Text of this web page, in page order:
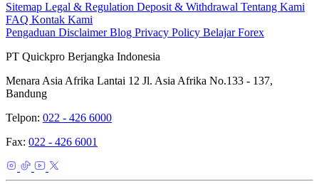
Sitemap Legal & Regulation Deposit & Withdrawal Tentang Kami
FAQ Kontak Kami
Pengaduan DisclaimerBlog Privacy Policy Belajar Forex
PT Quickpro Berjangka Indonesia
Menara Asia Afrika Lantai 12 Jl. Asia Afrika No.133 - 137,
Bandung
Telpon: 022 - 426 6000
Fax: 022 - 426 6001